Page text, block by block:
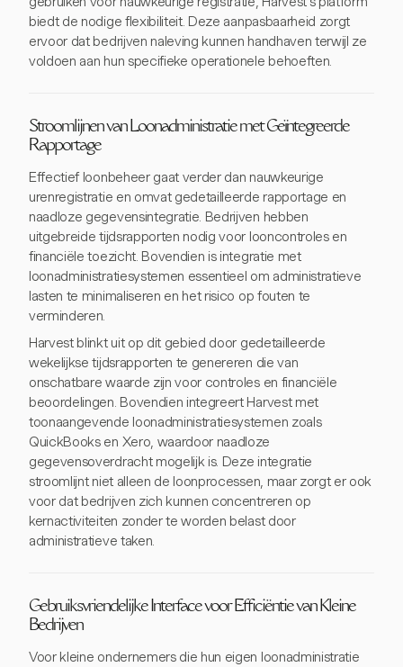
biedt de nodige flexibiliteit. Deze aanpasbaarheid zorgt
ervoor dat bedrijven naleving kunnen handhaven terwijl ze
voldoen aan hun specifieke operationele behoeften.
Stroomlijnen van Loonadministratie met Geïntegreerde
Rapportage
Effectief loonbeheer gaat verder dan nauwkeurige
urenregistratie en omvat gedetailleerde rapportage en
naadloze gegevensintegratie. Bedrijven hebben
uitgebreide tijdsrapporten nodig voor looncontroles en
financiële toezicht. Bovendien is integratie met
loonadministratiesystemen essentieel om administratieve
lasten te minimaliseren en het risico op fouten te
verminderen.
Harvest blinkt uit op dit gebied door gedetailleerde
wekelijkse tijdsrapporten te genereren die van
onschatbare waarde zijn voor controles en financiële
beoordelingen. Bovendien integreert Harvest met
toonaangevende loonadministratiesystemen zoals
QuickBooks en Xero, waardoor naadloze
gegevensoverdracht mogelijk is. Deze integratie
stroomlijnt niet alleen de loonprocessen, maar zorgt er ook
voor dat bedrijven zich kunnen concentreren op
kernactiviteiten zonder te worden belast door
administratieve taken.
Gebruiksvriendelijke Interface voor Efficiëntie van Kleine
Bedrijven
Voor kleine ondernemers die hun eigen loonadministratie